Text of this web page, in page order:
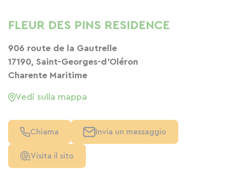
FLEUR DES PINS RESIDENCE
906 route de la Gautrelle
17190, Saint-Georges-d'Oléron
Charente Maritime
Vedi sulla mappa
Chiama Invia un messaggio
Visita il sito